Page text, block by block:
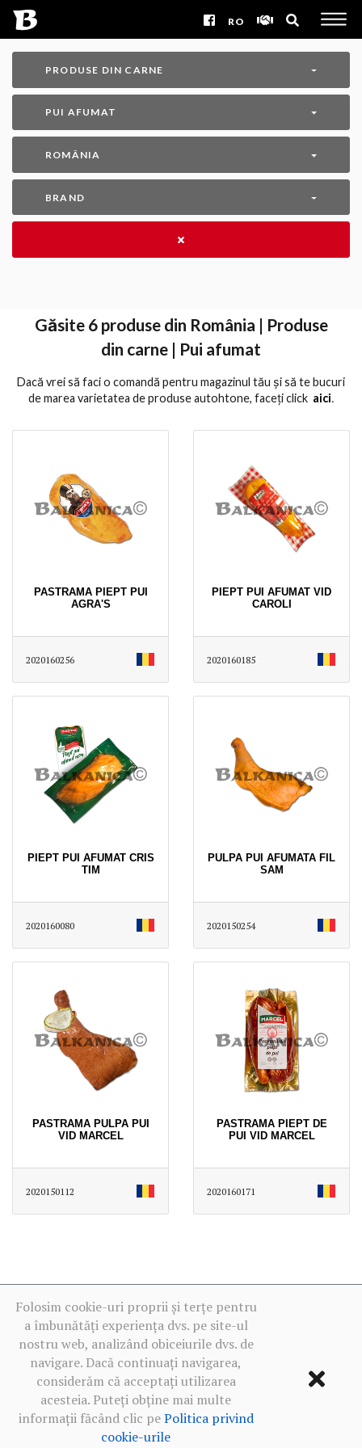
RO
PRODUSE DIN CARNE
PUI AFUMAT
ROMÂNIA
BRAND
Găsite 6produse din România | Produse
din carne | Pui afumat
Dacă vrei să faci o comandă pentru magazinul tău și să te bucuri
de marea varietatea de produse autohtone, faceți click aici․
PASTRAMA PIEPT PUI
AGRA'S
2020160256
PIEPT PUI AFUMAT VID
CAROLI
2020160185
PIEPT PUI AFUMAT CRIS
TIM
2020160080
PULPA PUI AFUMATA FIL
SAM
2020150254
PASTRAMA PULPA PUI
VID MARCEL
2020150112
PASTRAMA PIEPT DE
PUI VID MARCEL
2020160171
Folosim cookie-uri proprii și terțe pentru
a îmbunătăți experiența dvs. pe site-ul
nostru web, analizând obiceiurile dvs. de
navigare. Dacă continuați navigarea,
considerăm că acceptați utilizarea
acesteia. Puteți obține mai multe
informații făcând clic pePolitica privind
cookie-urile